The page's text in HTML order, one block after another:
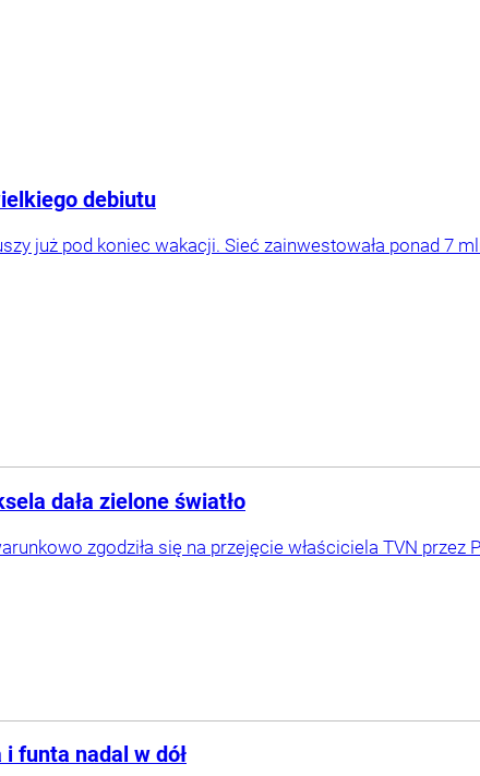
debiutu
już pod koniec wakacji. Sieć zainwestowała ponad 7
dała zielone światło
zgodziła się na przejęcie właściciela TVN przez
funta nadal w dół